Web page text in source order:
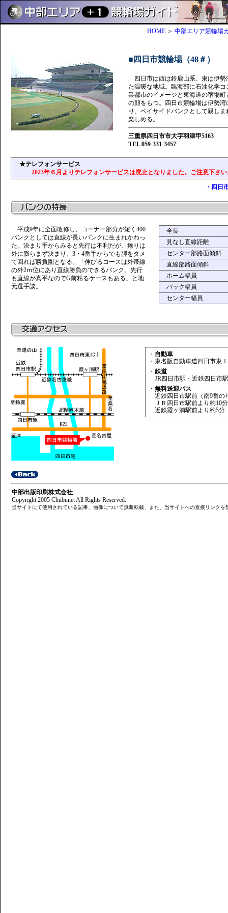
HOME ＞ 中部エリア競輪場
■四日市競輪場（48＃）
四日市は西は鈴鹿山系、東は伊勢
た温暖な地域。臨海部に石油化学
業都市のイメージと東海道の宿場
の顔をもつ。四日市競輪場は伊勢
り、ベイサイドバンクとして親し
楽しめる。
三重県四日市市大字羽津甲5163
TEL 059-331-3457
★テレフォンサービス
2023年６月よりテレフォンサービスは廃止となりました。ご注意下さい
・四
平成9年に全面改修し、コーナー部分が短く400
バンクとしては直線が長いバンクに生まれかわっ
た。決まり手からみると先行は不利だが、捲りは
外に膨らまず決まり、3・4番手からでも脚をタメ
て回れば勝負圏となる。「伸びるコースは外帯線
の外2ｍ位にあり直線勝負のできるバンク。先行
も直線が真平なのでG前粘るケースもある」と地
元選手談。
全長
見なし直線距離
センター部路面傾斜
直線部路面傾斜
ホーム幅員
バック幅員
センター幅員
・ 自動車
・ 東名阪自動車道四日市東
・ 鉄道
JR四日市駅・近鉄四日市
・ 無料送迎バス
近鉄四日市駅前（南9番の
ＪＲ四日市駅前より約10分
近鉄霞ヶ浦駅前より約5分
中部出版印刷株式会社
Copyright 2005 Chubunet All Rights Reserved.
当サイトにて使用されている記事、画像について無断転載、また、当サイトへの直接リンクを